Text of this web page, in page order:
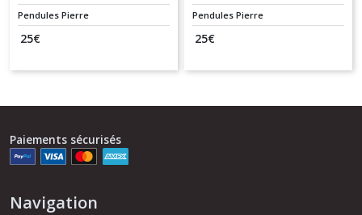
Pendules Pierre
25€
Pendules Pierre
25€
Paiements sécurisés
Navigation